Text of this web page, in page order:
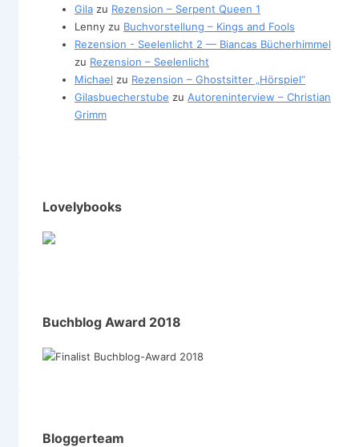
Gila zu Rezension – Serpent Queen 1
Lenny zu Buchvorstellung – Kings and Fools
Rezension - Seelenlicht 2 — Biancas Bücherhimmel
zu Rezension – Seelenlicht
Michael zu Rezension – Ghostsitter „Hörspiel“
Gilasbuecherstube zu Autoreninterview – Christian
Grimm
Lovelybooks
Buchblog Award 2018
Bloggerteam